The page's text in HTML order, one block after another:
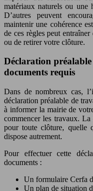
matériaux naturels ou une
D’autres peuvent
maintenir une cohérence
de ces règles peut
ou de retirer votre clôture.
Déclaration
documents requis
Dans de nombreux cas,
déclaration préalable de
à informer la mairie de
commencer les travaux.
pour toute clôture, quelle
dispose autrement.
Pour effectuer cette
documents :
Un formulaire Cerfa
Un plan de situation